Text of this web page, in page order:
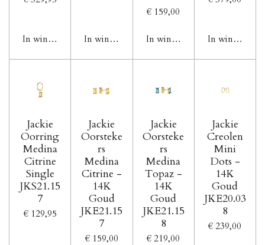
In winkelwagenIn winkelwagen
€ 159,00
In winkelwagen In
Jackie
Oorring
Medina
Citrine
Single
JKS21.15
7
€ 129,95
Jackie
Oorsteke
rs
Medina
Citrine -
14K
Goud
JKE21.15
7
€ 159,00
Jackie
Oorsteke
rs
Medina
Topaz -
14K
Goud
JKE21.15
8
€ 219,00
Jackie
Creolen
Mini
Dots -
14K
Goud
JKE20.03
8
€ 239,00